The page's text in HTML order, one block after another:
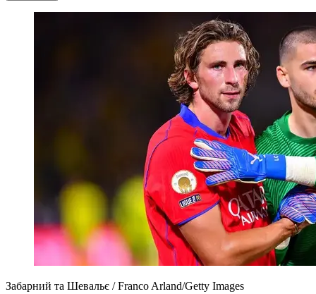
Забарний та Шевальє / Franco Arland/Getty Images